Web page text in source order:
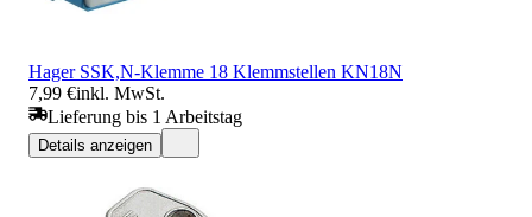
Hager SSK,N-Klemme 18 Klemmstellen KN18N
7,99 €inkl. MwSt.
Lieferung bis 1 Arbeitstag
Details anzeigen